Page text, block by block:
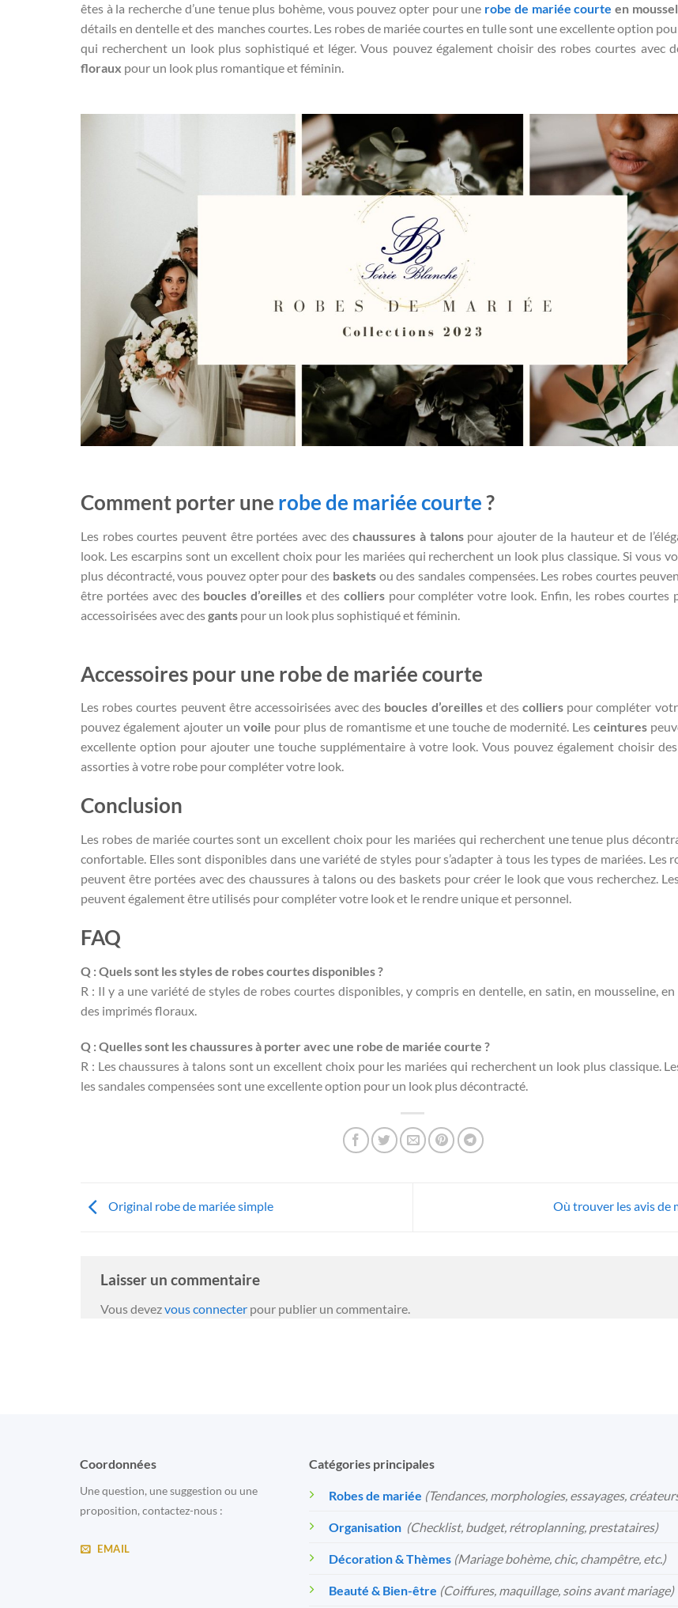
êtes à la recherche d’une tenue plus bohème, vous pouvez opter pour une robe de mariée courte en
détails en dentelle et des manches courtes. Les robes de mariée courtes en tulle sont une excellente option
qui recherchent un look plus sophistiqué et léger. Vous pouvez également choisir des robes courtes avec
floraux pour un look plus romantique et féminin.
Comment porter une robe de mariée courte ?
Les robes courtes peuvent être portées avec deschaussures à talonspour ajouter de la hauteur et de
look. Les escarpins sont un excellent choix pour les mariées qui recherchent un look plus classique. Si vous
plus décontracté, vous pouvez opter pour des basketsou des sandales compensées. Les robes courtes
être portées avec des boucles d’oreilles et des collierspour compléter votre look. Enfin, les robes courtes
accessoirisées avec desgants pour un look plus sophistiqué et féminin.
Accessoires pour une robe de mariée courte
Les robes courtes peuvent être accessoirisées avec des boucles d’oreilleset descolliers pour compléter
pouvez également ajouter un voile pour plus de romantisme et une touche de modernité. Lesceintures
excellente option pour ajouter une touche supplémentaire à votre look. Vous pouvez également choisir des
assorties à votre robe pour compléter votre look.
Conclusion
Les robes de mariée courtes sont un excellent choix pour les mariées qui recherchent une tenue plus
confortable. Elles sont disponibles dans une variété de styles pour s’adapter à tous les types de mariées. Les
peuvent être portées avec des chaussures à talons ou des baskets pour créer le look que vous recherchez.
peuvent également être utilisés pour compléter votre look et le rendre unique et personnel.
FAQ
Q : Quels sont les styles de robes courtes disponibles ?
R : Il y a une variété de styles de robes courtes disponibles, y compris en dentelle, en satin, en mousseline,
des imprimés floraux.
Q : Quelles sont les chaussures à porter avec une robe de mariée courte ?
R : Les chaussures à talons sont un excellent choix pour les mariées qui recherchent un look plus classique.
les sandales compensées sont une excellente option pour un look plus décontracté.
Original robe de mariée simple Où trouver les avis de
Laisser un commentaire
Vous devezvous connecter pour publier un commentaire.
Coordonnées
Une question, une suggestion ou une
proposition, contactez-nous :
EMAIL
Catégories principales
Robes de mariée (Tendances, morphologies, essayages,
Organisation (Checklist, budget, rétroplanning, prestataires)
Décoration & Thèmes (Mariage bohème, chic, champêtre, etc.)
Beauté & Bien-être (Coiffures, maquillage, soins avant mariage)